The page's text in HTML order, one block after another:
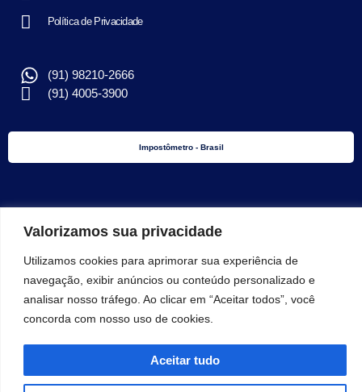
Valorizamos sua privacidade
Utilizamos cookies para aprimorar sua experiência de
navegação, exibir anúncios ou conteúdo personalizado e
analisar nosso tráfego. Ao clicar em “Aceitar todos”, você
concorda com nosso uso de cookies.
Aceitar tudo
Política de Privacidade
(91) 98210-2666
(91) 4005-3900
Impostômetro - Brasil
Copyright © 2025ACP. Todos os direitos reservados.